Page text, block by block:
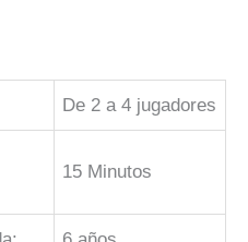
De 2 a 4 jugadores
15 Minutos